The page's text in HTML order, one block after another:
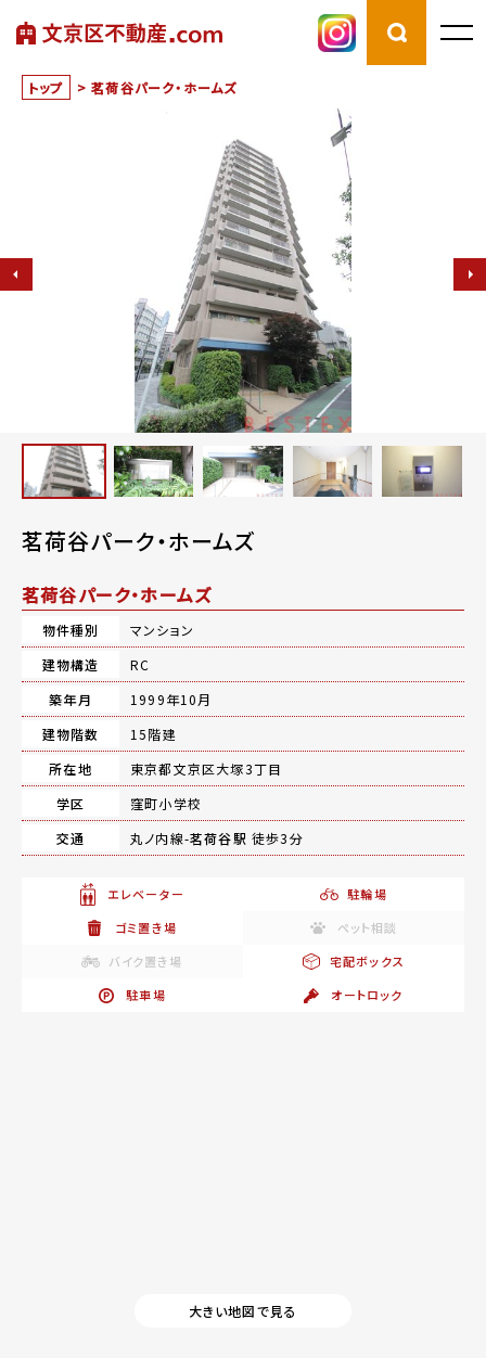
トップ > 茗荷谷パーク・ホームズ
茗荷谷パーク・ホームズ
茗荷谷パーク・ホームズ
物件種別
マンション
建物構造
RC
築年月
1999年10月
建物階数
15階建
所在地
東京都文京区大塚3丁目
学区
窪町小学校
交通
丸ノ内線-茗荷谷駅 徒歩3分
エレベーター
駐輪場
ゴミ置き場
ペット相談
バイク置き場
宅配ボックス
駐車場
オートロック
大きい地図で見る